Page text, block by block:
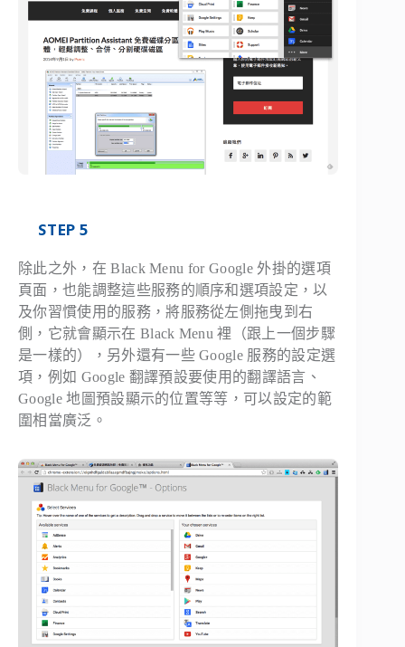
STEP 5
除此之外，在 Black Menu for Google 外掛的選項
頁面，也能調整這些服務的順序和選項設定，以
及你習慣使用的服務，將服務從左側拖曳到右
側，它就會顯示在 Black Menu 裡（跟上一個步驟
是一樣的），另外還有一些 Google 服務的設定選
項，例如 Google 翻譯預設要使用的翻譯語言、
Google 地圖預設顯示的位置等等，可以設定的範
圍相當廣泛。